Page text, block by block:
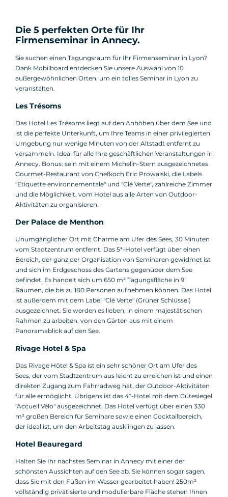
Die 5 perfekten Orte für Ihr
Firmenseminar in Annecy.
Sie suchen einen Tagungsraum für Ihr Firmenseminar in Lyon?
Dank Mobilboard entdecken Sie unsere Auswahl von 10
außergewöhnlichen Orten, um ein tolles Seminar in Lyon zu
veranstalten.
Les Trésoms
Das Hotel Les Trésoms liegt auf den Anhöhen über dem See und
ist die perfekte Unterkunft, um Ihre Teams in einer privilegierten
Umgebung nur wenige Minuten von der Altstadt entfernt zu
versammeln. Ideal für alle Ihre geschäftlichen Veranstaltungen in
Annecy. Bonus: sein mit einem Michelin-Stern ausgezeichnetes
Gourmet-Restaurant von Chefkoch Eric Prowalski, die Labels
"Etiquette environnementale" und "Clé Verte", zahlreiche Zimmer
und die Möglichkeit, vom Hotel aus alle Arten von Outdoor-
Aktivitäten zu organisieren.
Der Palace de Menthon
Unumgänglicher Ort mit Charme am Ufer des Sees, 30 Minuten
vom Stadtzentrum entfernt. Das 5*-Hotel verfügt über einen
Bereich, der ganz der Organisation von Seminaren gewidmet ist
und sich im Erdgeschoss des Gartens gegenüber dem See
befindet. Es handelt sich um 650 m² Tagungsfläche in 9
Räumen, die bis zu 180 Personen aufnehmen können. Das Hotel
ist außerdem mit dem Label "Clé Verte" (Grüner Schlüssel)
ausgezeichnet. Sie werden es lieben, in einem majestätischen
Rahmen zu arbeiten, von den Gärten aus mit einem
Panoramablick auf den See.
Rivage Hotel & Spa
Das Rivage Hôtel & Spa ist ein sehr schöner Ort am Ufer des
Sees, der vom Stadtzentrum aus leicht zu erreichen ist und einen
direkten Zugang zum Fahrradweg hat, der Outdoor-Aktivitäten
für alle ermöglicht. Übrigens ist das 4*-Hotel mit dem Gütesiegel
"Accueil Vélo" ausgezeichnet. Das Hotel verfügt über einen 330
m² großen Bereich für Seminare sowie einen Cocktailbereich,
der ideal ist, um den Arbeitstag ausklingen zu lassen.
Hotel Beauregard
Halten Sie Ihr nächstes Seminar in Annecy mit einer der
schönsten Aussichten auf den See ab. Sie können sogar sagen,
dass Sie mit den Füßen im Wasser gearbeitet haben! 250m²
vollständig privatisierte und modulierbare Fläche stehen Ihnen